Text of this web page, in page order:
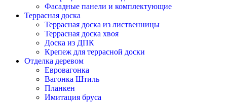
Фасадные панели и комплектующие
Террасная доска
Террасная доска из лиственницы
Террасная доска хвоя
Доска из ДПК
Крепеж для террасной доски
Отделка деревом
Евровагонка
Вагонка Штиль
Планкен
Имитация бруса